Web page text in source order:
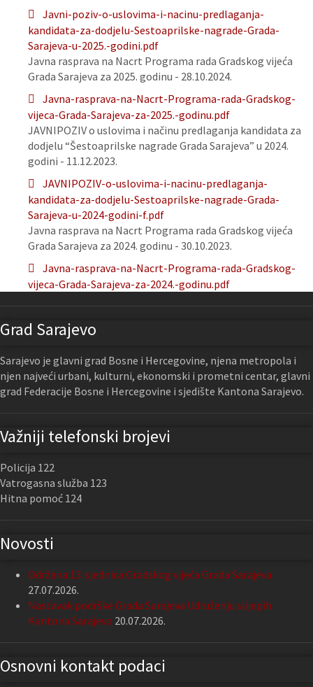
Javni-poziv-o-uslovima-i-nacinu-predlaganja-
kandidata-za-dodjelu-Sestoaprilske-nagrade-Grada-
Sarajeva-u-2025.-godini.pdf
Javna rasprava na Nacrt Programa rada Gradskog vijeća
Grada Sarajeva za 2025. godinu - 28.10.2024.
Javna-rasprava-na-Nacrt-Programa-rada-Gradskog-
vijeca-Grada-Sarajeva-za-2025.-godinu.pdf
JAVNIPOZIV o uslovima i načinu predlaganja kandidata za
dodjelu “Šestoaprilske nagrade Grada Sarajeva” u 2024.
godini - 11.12.2023.
JAVNIPOZIV-o-uslovima-i-nacinu-predlaganja-
kandidata-za-dodjelu-Sestoaprilske-nagrade-Grada-
Sarajeva-u-2024-godini-f.pdf
Javna rasprava na Nacrt Programa rada Gradskog vijeća
Grada Sarajeva za 2024. godinu - 30.10.2023.
Javna-rasprava-na-Nacrt-Programa-rada-Gradskog-
vijeca-Grada-Sarajeva-za-2024.-godinu.pdf
Grad Sarajevo
Sarajevo je glavni grad Bosne i Hercegovine, njena metropola i
njen najveći urbani, kulturni, ekonomski i prometni centar, glavni
grad Federacije Bosne i Hercegovine i sjedište Kantona Sarajevo.
Važniji telefonski brojevi
Policija 122
Vatrogasna služba 123
Hitna pomoć 124
Novosti
Održana 13. sjednica Gradskog vijeća Grada Sarajeva
27.07.2026.
Nastavak podrške Grada Sarajeva Udruženju slijepih
Kantona Sarajevo 20.07.2026.
Osnovni kontakt podaci